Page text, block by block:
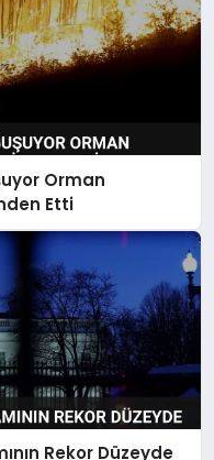
Orman
Etti
Rekor Düzeyde